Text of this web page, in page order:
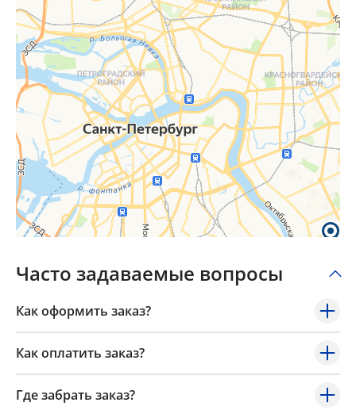
Часто задаваемые вопросы
Как оформить заказ?
Как оплатить заказ?
Где забрать заказ?